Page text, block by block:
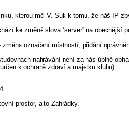
kterou měl V. Suk k tomu, že náš IP
ke změně slova “server” na obecnější
označení místností, přidání
nahrávání není za nás úplně
k ochraně zdraví a majetku klubu).
prostor, a to Zahrádky.